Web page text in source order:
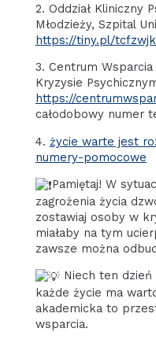
2. Oddział Kliniczny
Młodzieży, Szpital
https://tiny.pl/
3. Centrum
Kryzysie
https://
całodobowy numer
4. życie warte jest
numery-pomocowe
Pamiętaj! W
zagrożenia życia
zostawiaj osoby w
miałaby na tym
zawsze można
Niech ten dzień
każde życie ma
akademicka to
wsparcia.